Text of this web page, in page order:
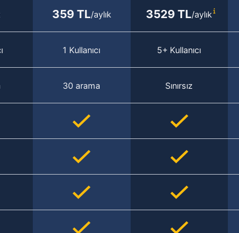
359 TL/aylık 3529 TL/aylık
1 Kullanıcı 5+ Kullanıcı
30 arama Sınırsız